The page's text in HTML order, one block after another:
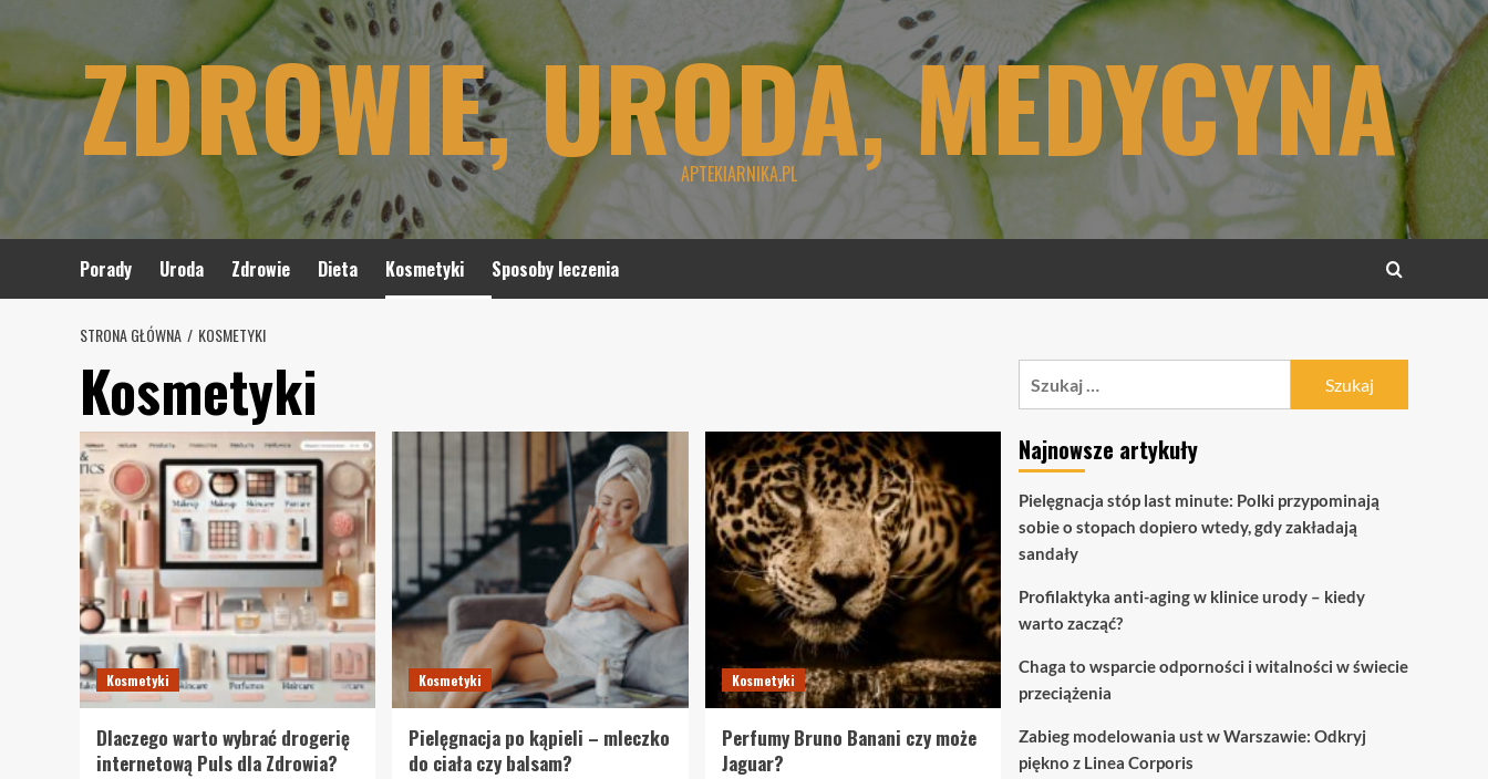
content
ZDROWIE, URODA, MEDYCYNA
APTEKIARNIKA.PL
Porady Uroda Zdrowie Dieta Kosmetyki Sposoby leczenia
STRONA GŁÓWNA KOSMETYKI
Kosmetyki
Kosmetyki
Dlaczego warto wybrać drogerię
internetową Puls dla Zdrowia?
Kosmetyki
Pielęgnacja po kąpieli – mleczko
do ciała czy balsam?
Kosmetyki
Perfumy Bruno Banani czy może
Jaguar?
Najnowsze artykuły
Pielęgnacja stóp last minute: Polki przypominają
sobie o stopach dopiero wtedy, gdy zakładają
sandały
Profilaktyka anti-aging w klinice urody – kiedy
warto zacząć?
Chaga to wsparcie odporności i witalności w świecie
przeciążenia
Zabieg modelowania ust w Warszawie: Odkryj
piękno z Linea Corporis